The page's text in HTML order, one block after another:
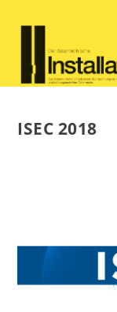
ISEC 2018